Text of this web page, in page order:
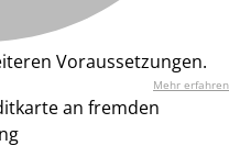
Voraussetzungen.
Mehr erfahren
an fremden